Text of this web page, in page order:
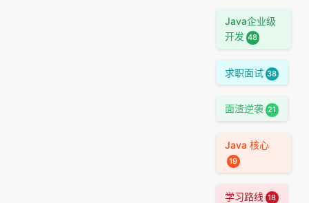
Java企业级
开发 48
求职面试 38
面渣逆袭 21
Java 核心
19
学习路线 18